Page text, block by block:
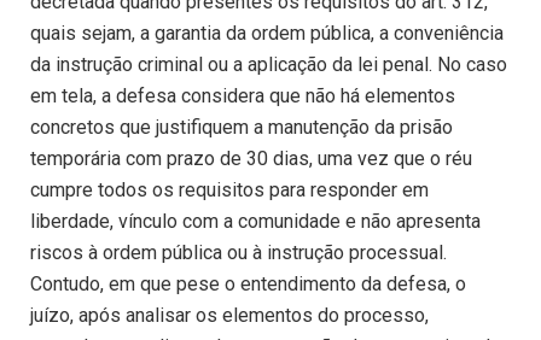
quais sejam, a garantia da ordem pública, a conveniência
da instrução criminal ou a aplicação da lei penal. No caso
em tela, a defesa considera que não há elementos
concretos que justifiquem a manutenção da prisão
temporária com prazo de 30 dias, uma vez que o réu
cumpre todos os requisitos para responder em
liberdade, vínculo com a comunidade e não apresenta
riscos à ordem pública ou à instrução processual.
Contudo, em que pese o entendimento da defesa, o
juízo, após analisar os elementos do processo,